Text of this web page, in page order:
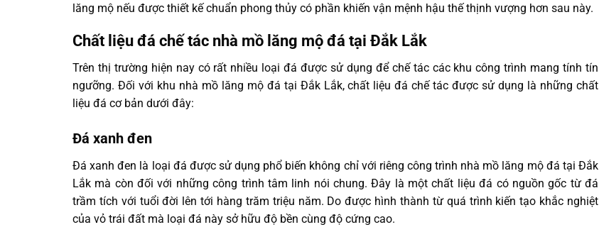
lăng mộ nếu được thiết kế chuẩn phong thủy có phần khiến vận mệnh hậu thế thịnh vượng hơn sau này.
Chất liệu đá chế tác nhà mồ lăng mộ đá tại Đắk Lắk
Trên thị trường hiện nay có rất nhiều loại đá được sử dụng để chế tác các khu công trình mang tính tín
ngưỡng. Đối với khu nhà mồ lăng mộ đá tại Đắk Lắk, chất liệu đá chế tác được sử dụng là những chất
liệu đá cơ bản dưới đây:
Đá xanh đen
Đá xanh đen là loại đá được sử dụng phổ biến không chỉ với riêng công trình nhà mồ lăng mộ đá tại Đắk
Lắk mà còn đối với những công trình tâm linh nói chung. Đây là một chất liệu đá có nguồn gốc từ đá
trầm tích với tuổi đời lên tới hàng trăm triệu năm. Do được hình thành từ quá trình kiến tạo khắc nghiệt
của vỏ trái đất mà loại đá này sở hữu độ bền cùng độ cứng cao.